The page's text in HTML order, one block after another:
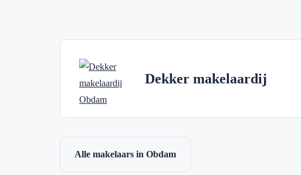
Dekker makelaardij
Alle makelaars in Obdam